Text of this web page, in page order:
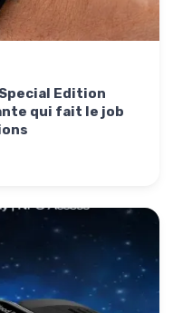
Edition
qui fait le job